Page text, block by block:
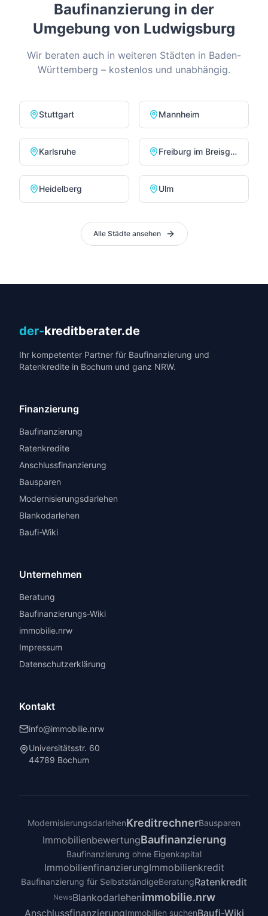
Baufinanzierung in der
Umgebung von Ludwigsburg
Wir beraten auch in weiteren Städten in Baden-
Württemberg – kostenlos und unabhängig.
Stuttgart Mannheim
Karlsruhe Freiburg im Breisgau
Heidelberg Ulm
Alle Städte ansehen
der-kreditberater.de
Ihr kompetenter Partner für Baufinanzierung und
Ratenkredite in Bochum und ganz NRW.
Finanzierung
Baufinanzierung
Ratenkredite
Anschlussfinanzierung
Bausparen
Modernisierungsdarlehen
Blankodarlehen
Baufi-Wiki
Unternehmen
Beratung
Baufinanzierungs-Wiki
immobilie.nrw
Impressum
Datenschutzerklärung
Kontakt
info@immobilie.nrw
Universitätsstr. 60
44789 Bochum
ModernisierungsdarlehenKreditrechnerBausparen
ImmobilienbewertungBaufinanzierung
Baufinanzierung ohne Eigenkapital
ImmobilienfinanzierungImmobilienkredit
Baufinanzierung für SelbstständigeBeratungRatenkredit
NewsBlankodarlehenimmobilie.nrw
AnschlussfinanzierungImmobilien suchenBaufi-Wiki